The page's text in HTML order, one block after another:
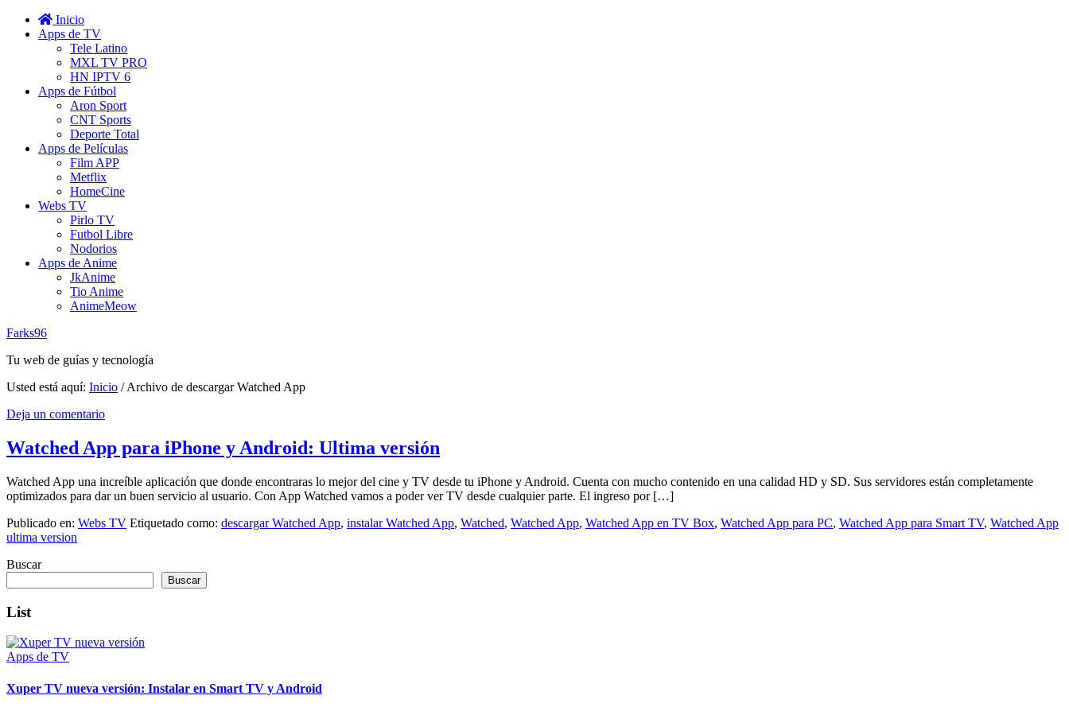
Inicio
Apps de TV
Tele Latino
MXL TV PRO
HN IPTV 6
Apps de Fútbol
Aron Sport
CNT Sports
Deporte Total
Apps de Películas
Film APP
Metflix
HomeCine
Webs TV
Pirlo TV
Futbol Libre
Nodorios
Apps de Anime
JkAnime
Tio Anime
AnimeMeow
Farks96
Tu web de guías y tecnología
Usted está aquí: Inicio /Archivo de descargar Watched App
Deja un comentario
Watched App para iPhone y Android: Ultima versión
Watched App una increíble aplicación que donde encontraras lo mejor del cine y TV desde tu iPhone y Android. Cuenta con mucho contenido en una calidad HD y SD. Sus servidores están completamente
optimizados para dar un buen servicio al usuario. Con App Watched vamos a poder ver TV desde cualquier parte. El ingreso por […]
Publicado en: Webs TV Etiquetado como: descargar Watched App, instalar Watched App, Watched, Watched App, Watched App en TV Box, Watched App para PC, Watched App para Smart TV, Watched App
ultima version
Buscar
Buscar
List
Apps de TV
Xuper TV nueva versión: Instalar en Smart TV y Android